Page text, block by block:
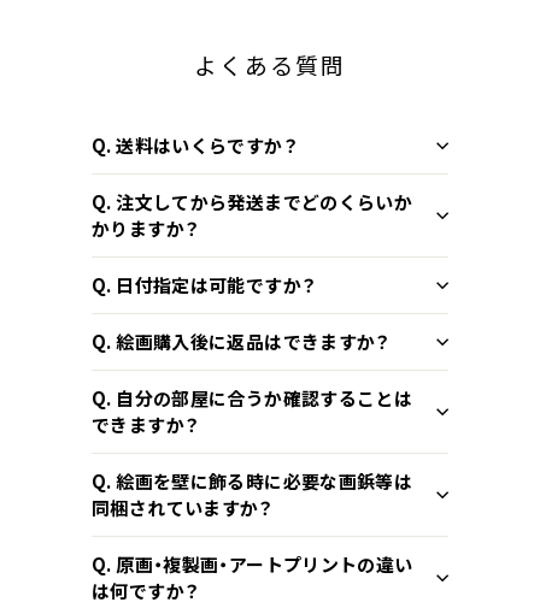
よくある質問
Q. 送料はいくらですか？
Q. 注文してから発送までどのくらいか
かりますか？
Q. 日付指定は可能ですか？
Q. 絵画購入後に返品はできますか？
Q. 自分の部屋に合うか確認することは
できますか？
Q. 絵画を壁に飾る時に必要な画鋲等は
同梱されていますか？
Q. 原画・複製画・アートプリントの違い
は何ですか？